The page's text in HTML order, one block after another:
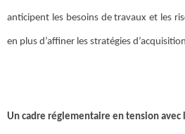
anticipent les besoins de travaux et les
en plus d’affiner les stratégies
Un cadre réglementaire en tension avec